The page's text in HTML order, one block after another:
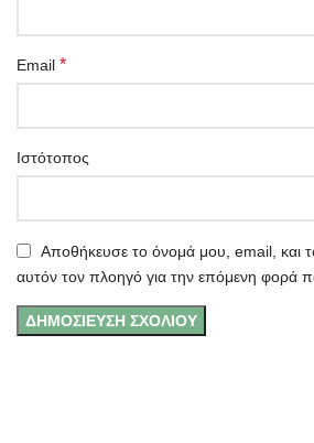
Email *
Ιστότοπος
Αποθήκευσε το όνομά μου, email, και
αυτόν τον πλοηγό για την επόμενη φορά